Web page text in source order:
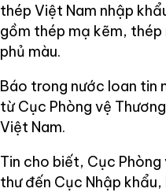
thép Việt Nam nhập
gồm thép mạ kẽm,
phủ màu.
Báo trong nước loan tin
từ Cục Phòng vệ
Việt Nam.
Tin cho biết, Cục
thư đến Cục Nhập